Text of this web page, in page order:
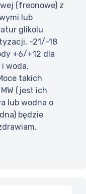
(freonowe) z
lub
glikolu
-21/-18
+6/+12 dla
woda,
takich
(jest ich
lub wodna o
będzie